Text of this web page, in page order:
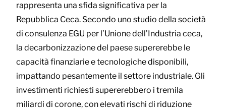
rappresenta una sfida significativa per la
Repubblica Ceca. Secondo uno studio della società
di consulenza EGU per l’Unione dell’Industria ceca,
la decarbonizzazione del paese supererebbe le
capacità finanziarie e tecnologiche disponibili,
impattando pesantemente il settore industriale. Gli
investimenti richiesti supererebbero i tremila
miliardi di corone, con elevati rischi di riduzione